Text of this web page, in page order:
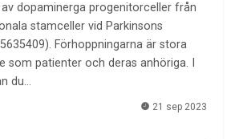
dopaminerga progenitorceller från
stamceller vid Parkinsons
Förhoppningarna är stora
som patienter och deras anhöriga. I
du…
21 sep 2023